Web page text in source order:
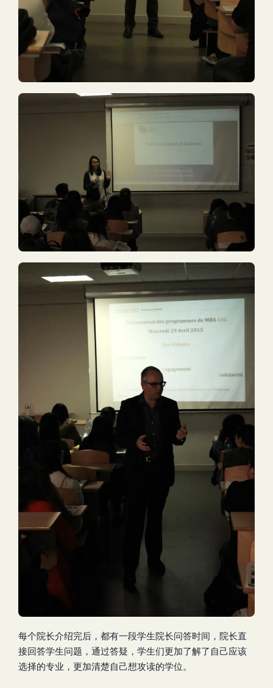
每个院长介绍完后，都有一段学生院长问答时间，院长直
接回答学生问题，通过答疑，学生们更加了解了自己应该
选择的专业，更加清楚自己想攻读的学位。